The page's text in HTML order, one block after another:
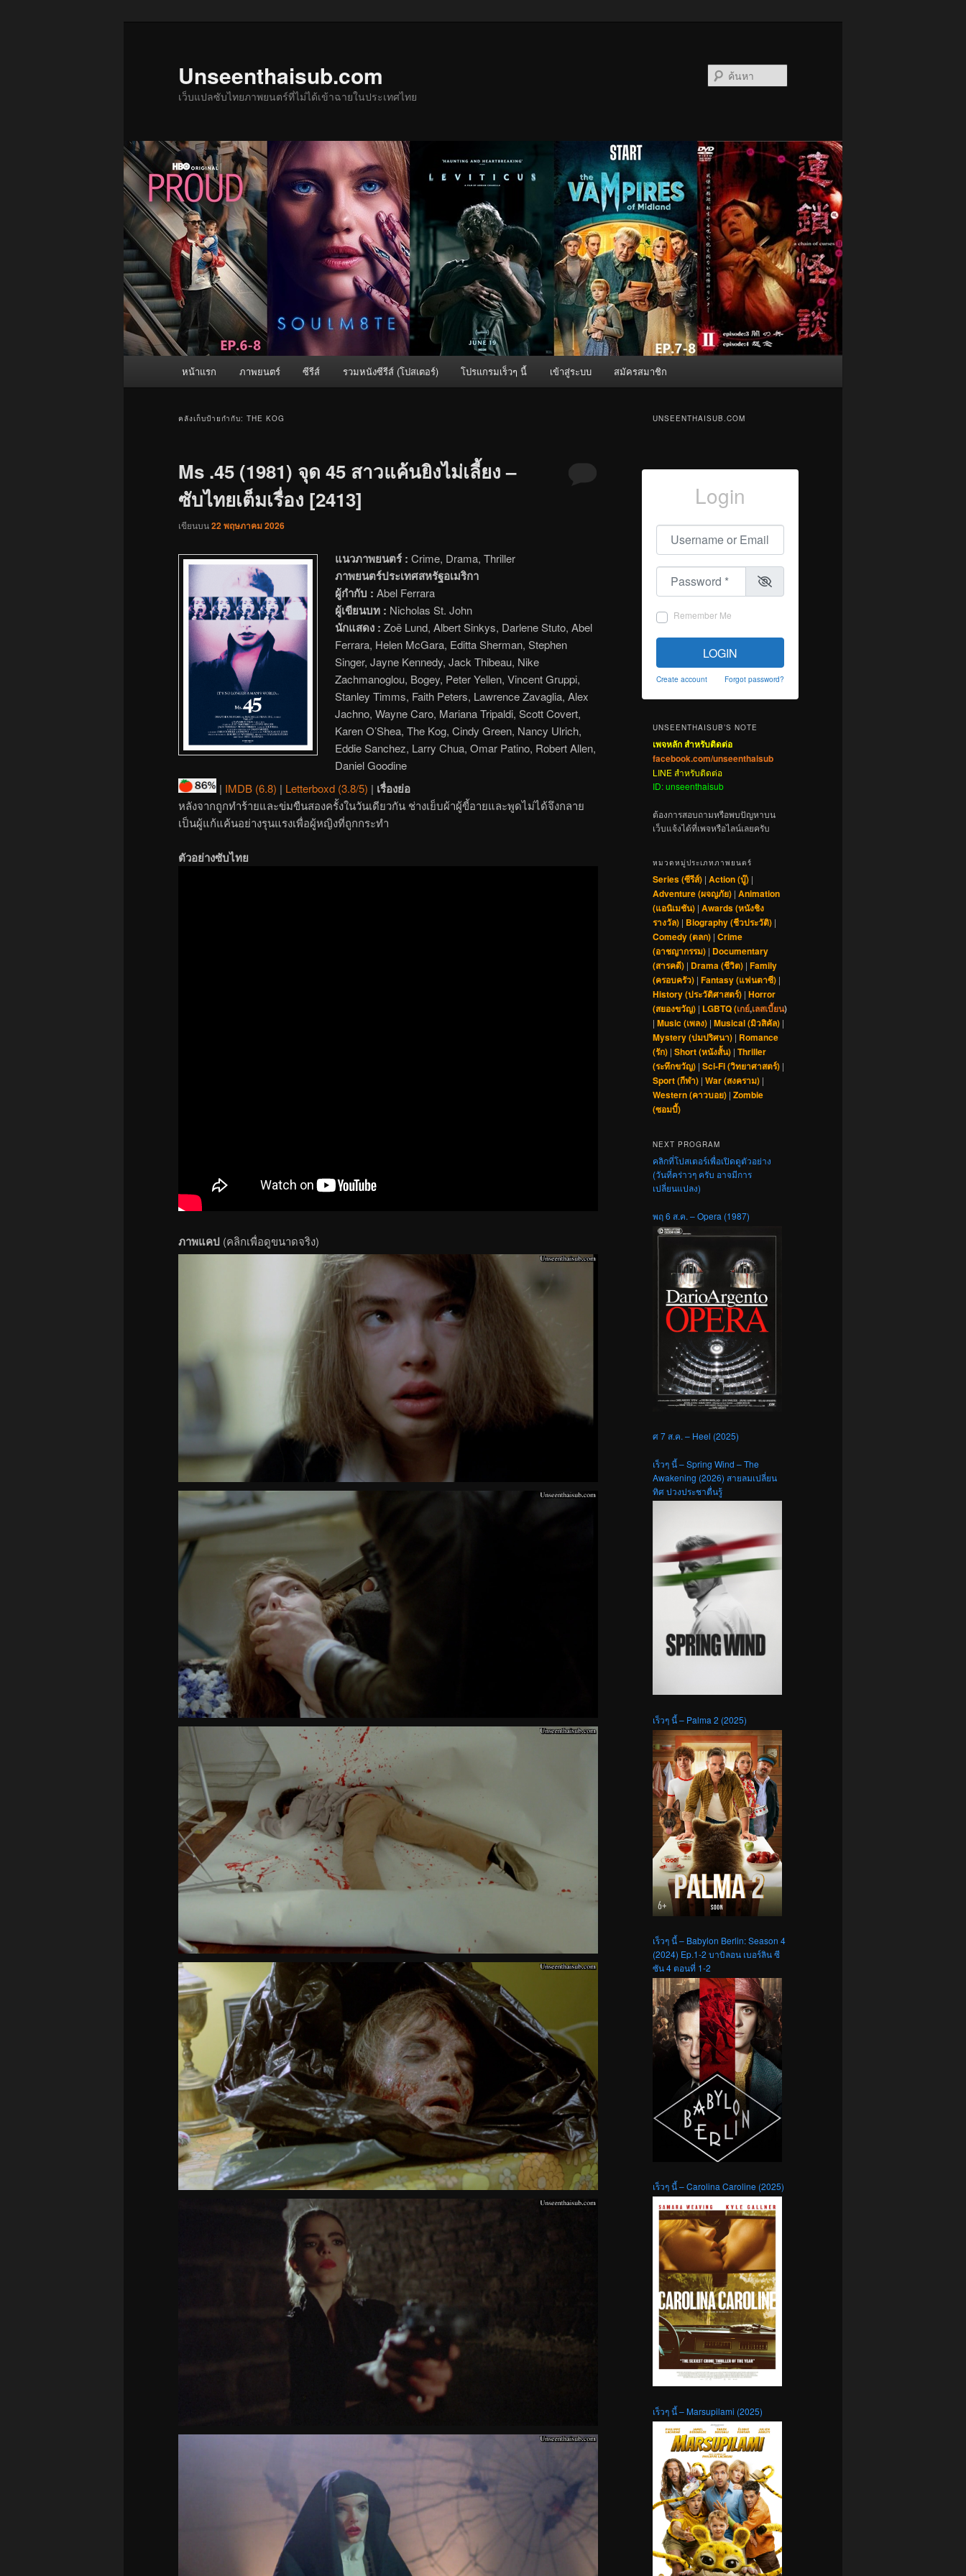
Unseenthaisub.com
เว็บแปลซับไทยภาพยนตร์ที่ไม่ได้เข้าฉายในประเทศไทย
หน้าแรก ภาพยนตร์ ซีรีส์ รวมหนังซีรีส์ (โปสเตอร์) โปรแกรมเร็วๆ นี้ เข้าสู่ระบบ สมัครสมาชิก
คลังเก็บป้ายกำกับ: THE KOG
Ms .45 (1981) จุด 45 สาวแค้นยิงไม่เลี้ยง –
ซับไทยเต็มเรื่อง [2413]
เขียนบน22 พฤษภาคม 2026
แนวภาพยนตร์ : Crime, Drama, Thriller
ภาพยนตร์ประเทศสหรัฐอเมริกา
ผู้กำกับ : Abel Ferrara
ผู้เขียนบท : Nicholas St. John
นักแสดง : Zoë Lund, Albert Sinkys, Darlene Stuto, Abel
Ferrara, Helen McGara, Editta Sherman, Stephen
Singer, Jayne Kennedy, Jack Thibeau, Nike
Zachmanoglou, Bogey, Peter Yellen, Vincent Gruppi,
Stanley Timms, Faith Peters, Lawrence Zavaglia, Alex
Jachno, Wayne Caro, Mariana Tripaldi, Scott Covert,
Karen O’Shea, The Kog, Cindy Green, Nancy Ulrich,
Eddie Sanchez, Larry Chua, Omar Patino, Robert Allen,
Daniel Goodine
| IMDB (6.8) | Letterboxd (3.8/5) | เรื่องย่อ
หลังจากถูกทำร้ายและข่มขืนสองครั้งในวันเดียวกัน ช่างเย็บผ้าผู้ขี้อายและพูดไม่ได้จึงกลาย
เป็นผู้แก้แค้นอย่างรุนแรงเพื่อผู้หญิงที่ถูกกระทำ
ตัวอย่างซับไทย
ภาพแคป (คลิกเพื่อดูขนาดจริง)
UNSEENTHAISUB.COM
Login
Username or Email
Password
Remember Me
LOGIN
Create account Forgot password?
UNSEENTHAISUB’S NOTE
เพจหลัก สำหรับติดต่อ
facebook.com/unseenthaisub
LINE สำหรับติดต่อ
ID: unseenthaisub
ต้องการสอบถามหรือพบปัญหาบน
เว็บแจ้งได้ที่เพจหรือไลน์เลยครับ
หมวดหมู่ประเภทภาพยนตร์
Series (ซีรีส์) | Action (บู๊) |
Adventure (ผจญภัย) | Animation
(แอนิเมชัน) | Awards (หนังชิง
รางวัล) | Biography (ชีวประวัติ) |
Comedy (ตลก) | Crime
(อาชญากรรม) | Documentary
(สารคดี) | Drama (ชีวิต) | Family
(ครอบครัว) | Fantasy (แฟนตาซี) |
History (ประวัติศาสตร์) | Horror
(สยองขวัญ) | LGBTQ (เกย์,เลสเบี้ยน)
| Music (เพลง) | Musical (มิวสิคัล) |
Mystery (ปมปริศนา) | Romance
(รัก) | Short (หนังสั้น) | Thriller
(ระทึกขวัญ) | Sci-Fi (วิทยาศาสตร์) |
Sport (กีฬา) | War (สงคราม) |
Western (คาวบอย) | Zombie
(ซอมบี้)
NEXT PROGRAM
คลิกที่โปสเตอร์เพื่อเปิดดูตัวอย่าง
(วันที่คร่าวๆ ครับ อาจมีการ
เปลี่ยนแปลง)
พฤ 6 ส.ค. – Opera (1987)
ศ 7 ส.ค. – Heel (2025)
เร็วๆ นี้ – Spring Wind – The
Awakening (2026) สายลมเปลี่ยน
ทิศ ปวงประชาตื่นรู้
เร็วๆ นี้ – Palma 2 (2025)
เร็วๆ นี้ – Babylon Berlin: Season 4
(2024) Ep.1-2 บาบิลอน เบอร์ลิน ซี
ซัน 4 ตอนที่ 1-2
เร็วๆ นี้ – Carolina Caroline (2025)
เร็วๆ นี้ – Marsupilami (2025)